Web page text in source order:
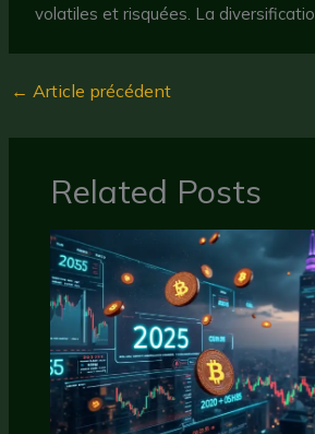
volatiles et risquées. La
← Article précédent
Related Posts